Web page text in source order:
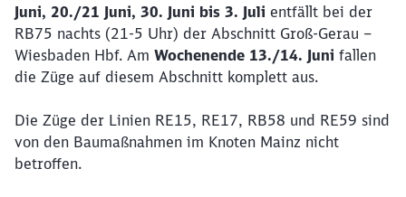
Juni, 20./21 Juni, 30. Juni bis 3. Juli entfällt bei der
RB75 nachts (21-5 Uhr) der Abschnitt Groß-Gerau –
Wiesbaden Hbf. Am Wochenende 13./14. Juni fallen
die Züge auf diesem Abschnitt komplett aus.
Die Züge der Linien RE15, RE17, RB58 und RE59 sind
von den Baumaßnahmen im Knoten Mainz nicht
betroffen.